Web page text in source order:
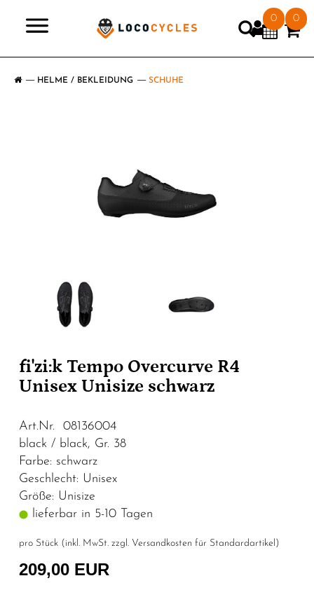
0 0
HELME / BEKLEIDUNG SCHUHE
fi'zi:k Tempo Overcurve R4
Unisex Unisize schwarz
Art.Nr. 08136004
black / black, Gr. 38
Farbe: schwarz
Geschlecht: Unisex
Größe: Unisize
lieferbar in 5-10 Tagen
pro Stück (inkl. MwSt. zzgl. Versandkosten für Standardartikel )
209,00 EUR